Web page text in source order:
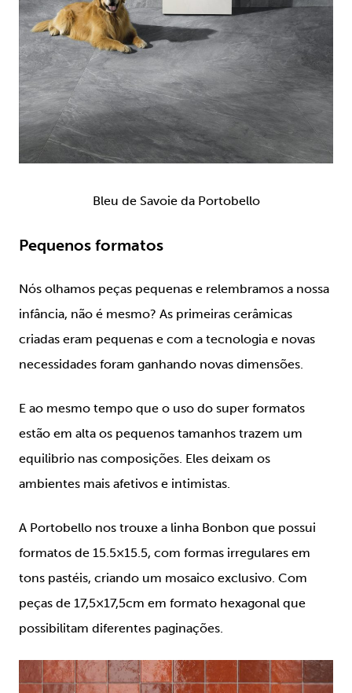
Bleu de Savoie da Portobello
Pequenos formatos
Nós olhamos peças pequenas e relembramos a nossa
infância, não é mesmo? As primeiras cerâmicas
criadas eram pequenas e com a tecnologia e novas
necessidades foram ganhando novas dimensões.
E ao mesmo tempo que o uso do super formatos
estão em alta os pequenos tamanhos trazem um
equilibrio nas composições. Eles deixam os
ambientes mais afetivos e intimistas.
A Portobello nos trouxe a linha Bonbon que possui
formatos de 15.5×15.5, com formas irregulares em
tons pastéis, criando um mosaico exclusivo. Com
peças de 17,5×17,5cm em formato hexagonal que
possibilitam diferentes paginações.